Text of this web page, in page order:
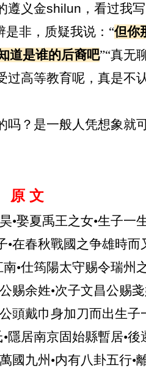
遵义金shilun ，看过我写
是非，质疑我说：“但你
道是谁的后裔吧”“真无
高等教育呢，真是不
吗？是一般人凭想象就
原 文
•娶夏禹王之女•生子一
在春秋戰國之争雄時而
•仕筠陽太守赐令瑞州
赐余姓•次子文昌公赐戔
頭戴巾身加刀而出生子
隱居南京固始縣暫居•後
國九州•内有八卦五行•